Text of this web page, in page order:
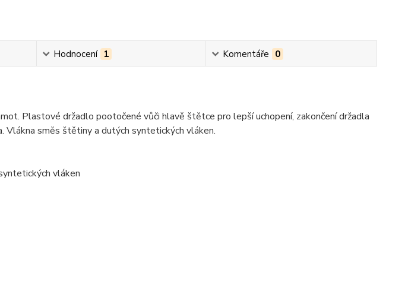
Hodnocení 1 Komentáře 0
Plastové držadlo pootočené vůči hlavě štětce pro lepší uchopení, zakončení držadla
směs štětiny a dutých syntetických vláken.
vláken